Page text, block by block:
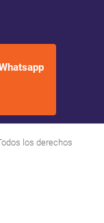
los derechos